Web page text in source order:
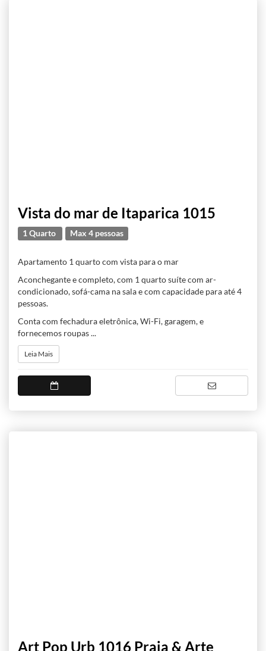
Vista do mar de Itaparica 1015
1 Quarto Max 4 pessoas
Apartamento 1 quarto com vista para o mar
Aconchegante e completo, com 1 quarto suíte com ar-
condicionado, sofá-cama na sala e com capacidade para até 4
pessoas.
Conta com fechadura eletrônica, Wi-Fi, garagem, e
fornecemos roupas ...
Leia Mais
Art Pop Urb 1016 Praia & Arte